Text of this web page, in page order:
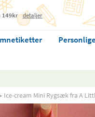
149kr detaljer
Ice-cream Mini Rygsæk fra A